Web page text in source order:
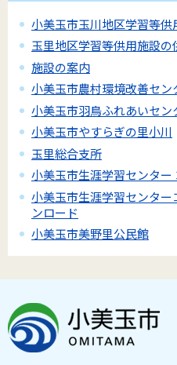
小美玉市玉川地区学習等供
玉里地区学習等供用施設の
施設の案内
小美玉市農村環境改善セン
小美玉市羽鳥ふれあいセン
小美玉市やすらぎの里小川
玉里総合支所
小美玉市生涯学習センター
小美玉市生涯学習センタ
ンロード
小美玉市美野里公民館